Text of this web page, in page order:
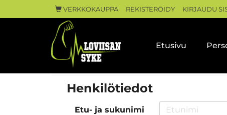
VERKKOKAUPPA REKISTERÖIDY KIRJAUDU
Etusivu
Henkilötiedot
Etu- ja sukunimi